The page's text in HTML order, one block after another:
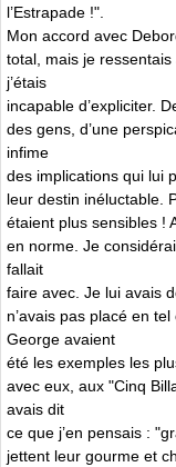
l’Estrapade !".
Mon accord avec
total, mais je
j’étais
incapable d’expliciter.
des gens, d’une
infime
des implications qui lui
leur destin inéluctable.
étaient plus sensibles !
en norme. Je
fallait
faire avec. Je lui avais
n’avais pas placé en
George avaient
été les exemples les
avec eux, aux "Cinq
avais dit
ce que j’en pensais :
jettent leur gourme et